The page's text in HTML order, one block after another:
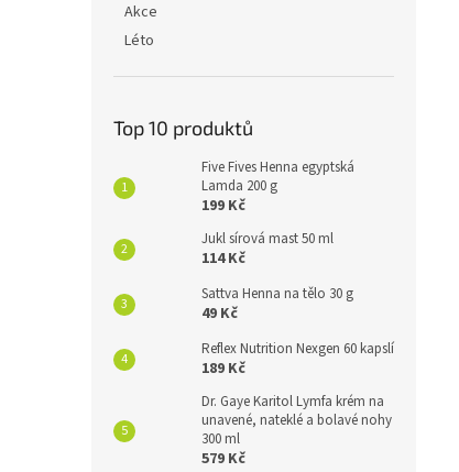
Akce
Léto
Top 10 produktů
Five Fives Henna egyptská
Lamda 200 g
199 Kč
Jukl sírová mast 50 ml
114 Kč
Sattva Henna na tělo 30 g
49 Kč
Reflex Nutrition Nexgen 60 kapslí
189 Kč
Dr. Gaye Karitol Lymfa krém na
unavené, nateklé a bolavé nohy
300 ml
579 Kč